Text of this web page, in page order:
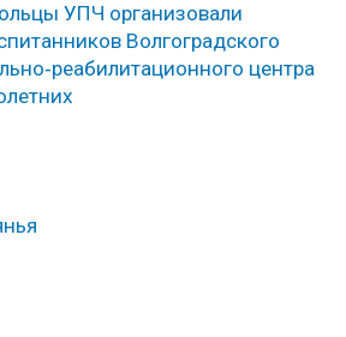
УПЧ организовали
Волгоградского
центра